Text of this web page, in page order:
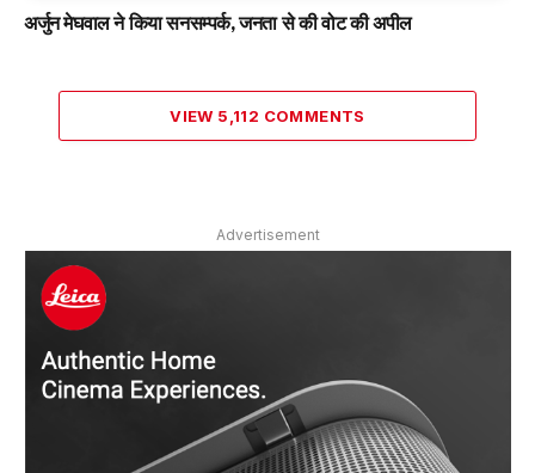
अर्जुन मेघवाल ने किया सनसम्पर्क, जनता से की वोट की अपील
VIEW 5,112 COMMENTS
Advertisement